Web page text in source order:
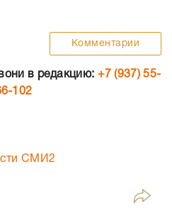
Комментарии
в редакцию: +7 (937) 55-
102
СМИ2